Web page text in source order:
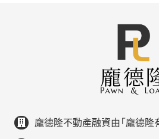
龐德隆不動產融資由「龐德隆